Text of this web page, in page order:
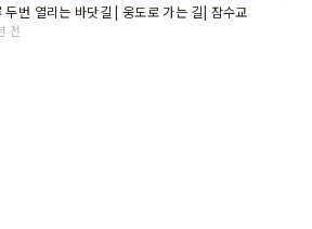
번 열리는 바닷길 | 웅도로 가는 길| 잠수교
전